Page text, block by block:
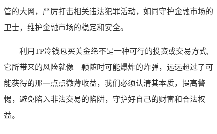
管的大网，严厉打击相关违法犯罪活动，如同守护金融市场的
卫士，维护金融市场的稳定和安全。
利用TP冷钱包买美金绝不是一种可行的投资或交易方式,
它所带来的风险就像一颗随时可能爆炸的炸弹，远远超过了可
能获得的那一点点微薄收益，我们必须认清其本质，提高警
惕，避免陷入非法交易的陷阱，守护好自己的财富和合法权
益。